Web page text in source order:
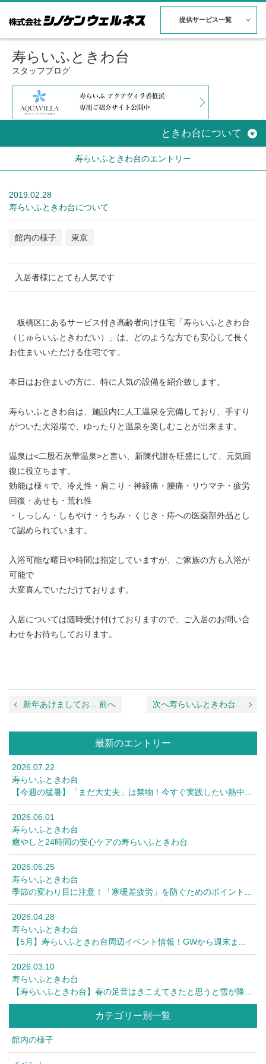
提供サービス一覧
寿らいふときわ台
スタッフブログ
ときわ台について
寿らいふときわ台のエントリー
2019.02.28
寿らいふときわ台について
館内の様子 東京
入居者様にとても人気です
板橋区にあるサービス付き高齢者向け住宅「寿らいふときわ台
（じゅらいふときわだい）」は、どのような方でも安心して長く
お住まいいただける住宅です。
本日はお住まいの方に、特に人気の設備を紹介致します。
寿らいふときわ台は、施設内に人工温泉を完備しており、手すり
がついた大浴場で、ゆったりと温泉を楽しむことが出来ます。
温泉は<二股石灰華温泉>と言い、新陳代謝を旺盛にして、元気回
復に役立ちます。
効能は様々で、冷え性・肩こり・神経痛・腰痛・リウマチ・疲労
回復・あせも・荒れ性
・しっしん・しもやけ・うちみ・くじき・痔への医薬部外品とし
て認められています。
入浴可能な曜日や時間は指定していますが、ご家族の方も入浴が
可能で
大変喜んでいただけております。
入居については随時受け付けておりますので、ご入居のお問い合
わせをお待ちしております。
新年あけましてお... 前へ 次へ寿らいふときわ台...
最新のエントリー
2026.07.22
寿らいふときわ台
【今週の猛暑】「まだ大丈夫」は禁物！今すぐ実践したい熱中...
2026.06.01
寿らいふときわ台
癒やしと24時間の安心ケアの寿らいふときわ台
2026.05.25
寿らいふときわ台
季節の変わり目に注意！「寒暖差疲労」を防ぐためのポイント...
2026.04.28
寿らいふときわ台
【5月】寿らいふときわ台周辺イベント情報！GWから週末ま...
2026.03.10
寿らいふときわ台
【寿らいふときわ台】春の足音はきこえてきたと思うと雪が降...
カテゴリー別一覧
館内の様子